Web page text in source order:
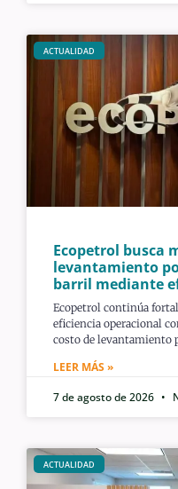
ACTUALIDAD
Ecopetrol busca
levantamiento
barril mediante
Ecopetrol continúa
eficiencia operacional
costo de levantamiento
LEER MÁS »
7 de agosto de 2026
ACTUALIDAD